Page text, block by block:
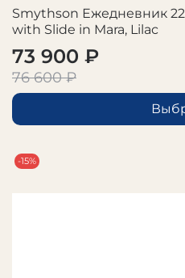
Smythson Ежедневник
with Slide in Mara, Lilac
73 900 ₽
76 600 ₽
-15%